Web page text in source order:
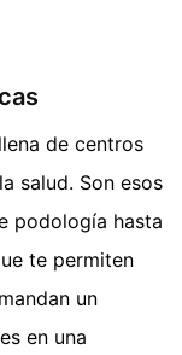
de centros
salud. Son esos
podología hasta
te permiten
un
en una